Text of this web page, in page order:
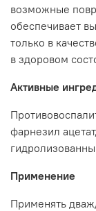
возможные
обеспечивает
только в
в здоровом
Активные
фарнезил
Применение
Применять